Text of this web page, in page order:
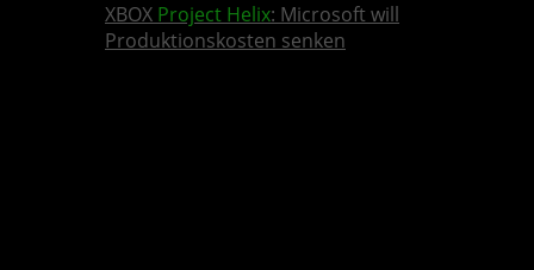
XBOX Project Helix: Microsoft will
Produktionskosten senken